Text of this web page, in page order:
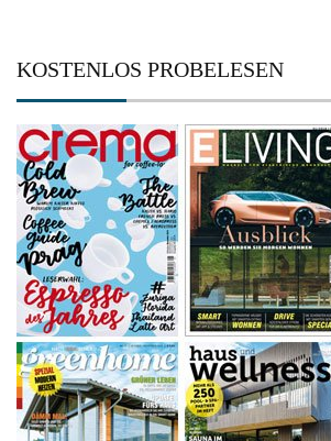
KOSTENLOS PROBELESEN